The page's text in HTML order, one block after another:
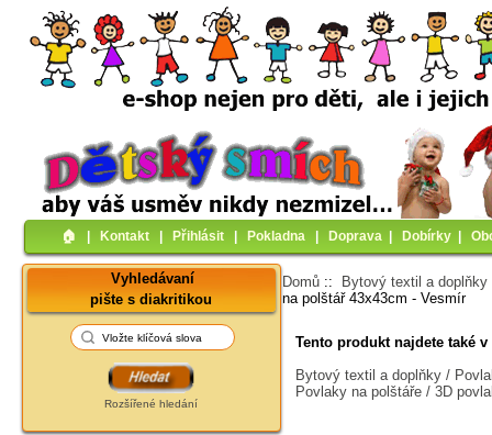
🏠︎ Kontakt Přihlásit Pokladna Doprava Dobírky
Vyhledávaní
pište s diakritikou
Rozšířené hledání
Domů :: Bytový textil a doplňky
na polštář 43x43cm - Vesmír
Tento produkt najdete také
Bytový textil a doplňky /
Povlaky na polštáře / 3D